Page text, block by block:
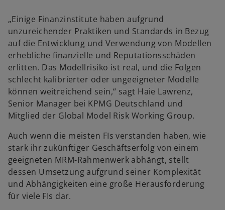
„Einige Finanzinstitute haben aufgrund
unzureichender Praktiken und Standards in Bezug
auf die Entwicklung und Verwendung von Modellen
erhebliche finanzielle und Reputationsschäden
erlitten. Das Modellrisiko ist real, und die Folgen
schlecht kalibrierter oder ungeeigneter Modelle
können weitreichend sein,“ sagt Haie Lawrenz,
Senior Manager bei KPMG Deutschland und
Mitglied der Global Model Risk Working Group.
Auch wenn die meisten FIs verstanden haben, wie
stark ihr zukünftiger Geschäftserfolg von einem
geeigneten MRM-Rahmenwerk abhängt, stellt
dessen Umsetzung aufgrund seiner Komplexität
und Abhängigkeiten eine große Herausforderung
für viele FIs dar.